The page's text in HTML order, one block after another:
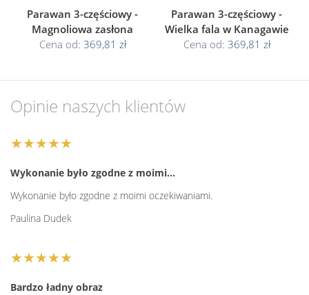
Parawan 3-częściowy -
Magnoliowa zasłona
Cena od: 369,81 zł
Parawan 3-częściowy -
Wielka fala w Kanagawie
Cena od: 369,81 zł
Opinie naszych klientów
★★★★★
Wykonanie było zgodne z moimi…
Wykonanie było zgodne z moimi oczekiwaniami.
Paulina Dudek
★★★★★
Bardzo ładny obraz